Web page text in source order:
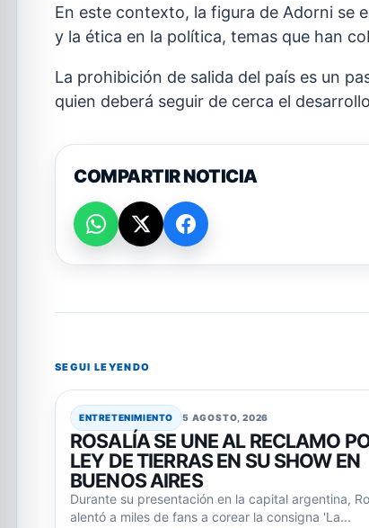
En este contexto, la figura de Adorni se
y la ética en la política, temas que han
La prohibición de salida del país es un
quien deberá seguir de cerca el
COMPARTIR NOTICIA
SEGUI LEYENDO
ENTRETENIMIENTO 5 AGOSTO, 2026
ROSALÍA SE UNE AL RECLAMO
LEY DE TIERRAS EN SU SHOW EN
BUENOS AIRES
Durante su presentación en la capital argentina,
alentó a miles de fans a corear la consigna 'La...